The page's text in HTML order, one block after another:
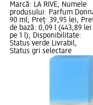
Marcă: LA RIVE; Numele
produsului: Parfum
90 ml; Preț: 39,95 lei;
de bază: 0,09 l (443,89 lei
pe 1 l); Disponibilitate:
Status verde Livrabil,
Status gri selectare